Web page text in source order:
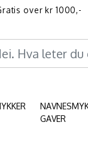
over kr 1000,-
GAVER